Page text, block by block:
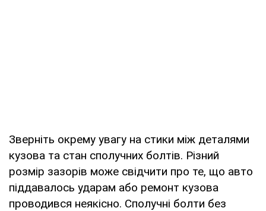
Зверніть окрему увагу на стики між деталями
кузова та стан сполучних болтів. Різний
розмір зазорів може свідчити про те, що авто
піддавалось ударам або ремонт кузова
проводився неякісно. Сполучні болти без